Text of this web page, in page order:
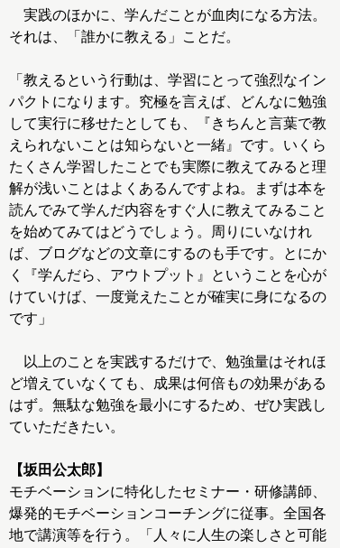
実践のほかに、学んだことが血肉になる方法。
それは、「誰かに教える」ことだ。
「教えるという行動は、学習にとって強烈なイン
パクトになります。究極を言えば、どんなに勉強
して実行に移せたとしても、『きちんと言葉で教
えられないことは知らないと一緒』です。いくら
たくさん学習したことでも実際に教えてみると理
解が浅いことはよくあるんですよね。まずは本を
読んでみて学んだ内容をすぐ人に教えてみること
を始めてみてはどうでしょう。周りにいなけれ
ば、ブログなどの文章にするのも手です。とにか
く『学んだら、アウトプット』ということを心が
けていけば、一度覚えたことが確実に身になるの
です」
以上のことを実践するだけで、勉強量はそれほ
ど増えていなくても、成果は何倍もの効果がある
はず。無駄な勉強を最小にするため、ぜひ実践し
ていただきたい。
【坂田公太郎】
モチベーションに特化したセミナー・研修講師、
爆発的モチベーションコーチングに従事。全国各
地で講演等を行う。「人々に人生の楽しさと可能